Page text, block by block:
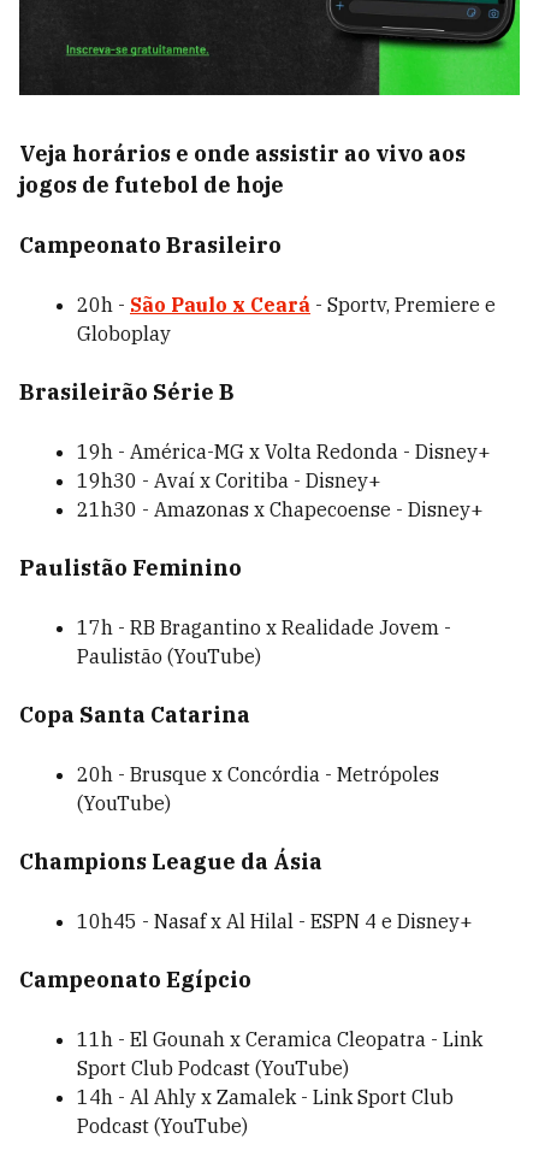
Veja horários e onde assistir ao vivo aos
jogos de futebol de hoje
Campeonato Brasileiro
20h - São Paulo x Ceará - Sportv, Premiere e
Globoplay
Brasileirão Série B
19h - América-MG x Volta Redonda - Disney+
19h30 - Avaí x Coritiba - Disney+
21h30 - Amazonas x Chapecoense - Disney+
Paulistão Feminino
17h - RB Bragantino x Realidade Jovem -
Paulistão (YouTube)
Copa Santa Catarina
20h - Brusque x Concórdia - Metrópoles
(YouTube)
Champions League da Ásia
10h45 - Nasaf x Al Hilal - ESPN 4 e Disney+
Campeonato Egípcio
11h - El Gounah x Ceramica Cleopatra - Link
Sport Club Podcast (YouTube)
14h - Al Ahly x Zamalek - Link Sport Club
Podcast (YouTube)